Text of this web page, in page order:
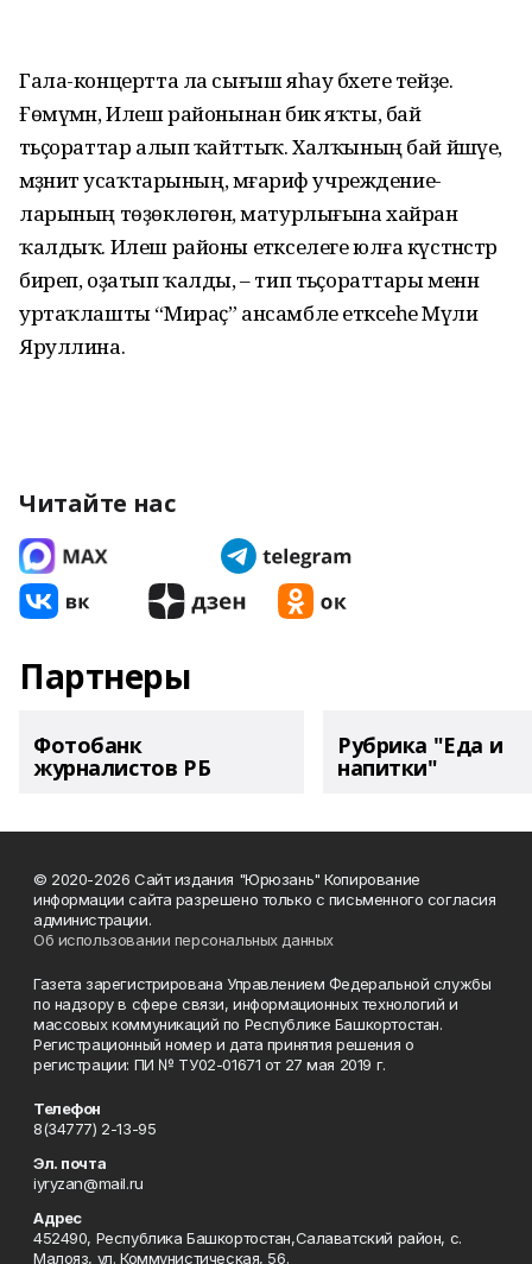
Гала-концертта ла сығыш яһау бәхете тейҙе.
Ғөмүмән, Илеш районынан бик яҡты, бай
тәьҫораттар алып ҡайттыҡ. Халҡының бай йәшәүе,
мәҙәниәт усаҡтарының, мәғариф учреждение­
ларының төҙөклөгөнә, матурлығына хайран
ҡалдыҡ. Илеш районы етәкселеге юлға күстәнәстәр
биреп, оҙатып ҡалды, – тип тәьҫораттары менән
уртаҡлашты “Мираҫ” ансамбле етәксеһе Мәүлиә
Яруллина.
Читайте нас
Партнеры
Фотобанк
журналистов РБ
Рубрика "Еда и
напитки"
© 2020-2026 Сайт издания "Юрюзань" Копирование
информации сайта разрешено только с письменного согласия
администрации.
Об использовании персональных данных
Газета зарегистрирована Управлением Федеральной службы
по надзору в сфере связи, информационных технологий и
массовых коммуникаций по Республике Башкортостан.
Регистрационный номер и дата принятия решения о
регистрации: ПИ № ТУ02-01671 от 27 мая 2019 г.
Телефон
8(34777) 2-13-95
Эл. почта
iyryzan@mail.ru
Адрес
452490, Республика Башкортостан,Салаватский район, с.
Малояз, ул. Коммунистическая, 56.